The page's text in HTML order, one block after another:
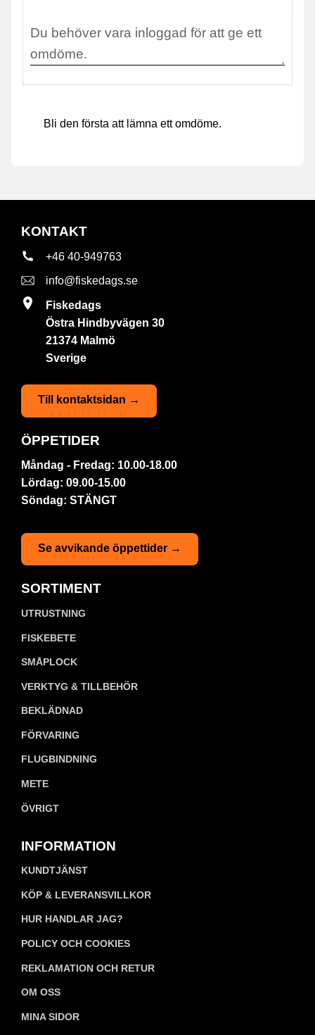
Bli den första att lämna ett omdöme.
KONTAKT
+46 40-949763
info@fiskedags.se
Fiskedags
Östra Hindbyvägen 30
21374 Malmö
Sverige
Till kontaktsidan →
ÖPPETIDER
Måndag - Fredag: 10.00-18.00
Lördag: 09.00-15.00
Söndag: STÄNGT
Se avvikande öppettider →
SORTIMENT
UTRUSTNING
FISKEBETE
SMÅPLOCK
VERKTYG & TILLBEHÖR
BEKLÄDNAD
FÖRVARING
FLUGBINDNING
METE
ÖVRIGT
INFORMATION
KUNDTJÄNST
KÖP & LEVERANSVILLKOR
HUR HANDLAR JAG?
POLICY OCH COOKIES
REKLAMATION OCH RETUR
OM OSS
MINA SIDOR